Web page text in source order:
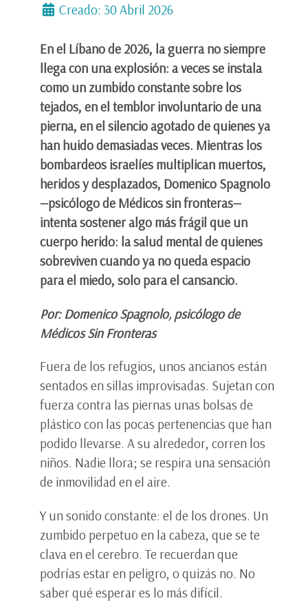
Creado: 30 Abril 2026
En el Líbano de 2026, la guerra no siempre
llega con una explosión: a veces se instala
como un zumbido constante sobre los
tejados, en el temblor involuntario de una
pierna, en el silencio agotado de quienes ya
han huido demasiadas veces. Mientras los
bombardeos israelíes multiplican muertos,
heridos y desplazados, Domenico Spagnolo
—psicólogo de Médicos sin fronteras—
intenta sostener algo más frágil que un
cuerpo herido: la salud mental de quienes
sobreviven cuando ya no queda espacio
para el miedo, solo para el cansancio.
Por: Domenico Spagnolo, psicólogo de
Médicos Sin Fronteras
Fuera de los refugios, unos ancianos están
sentados en sillas improvisadas. Sujetan con
fuerza contra las piernas unas bolsas de
plástico con las pocas pertenencias que han
podido llevarse. A su alrededor, corren los
niños. Nadie llora; se respira una sensación
de inmovilidad en el aire.
Y un sonido constante: el de los drones. Un
zumbido perpetuo en la cabeza, que se te
clava en el cerebro. Te recuerdan que
podrías estar en peligro, o quizás no. No
saber qué esperar es lo más difícil.